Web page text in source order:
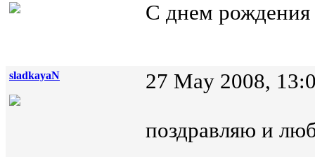
С днем
sladkayaN 27 May 2008,
поздравляю и